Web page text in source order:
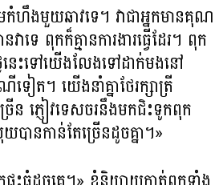
ងមួយឆាវទេ។ វាជាអ្នកមានគុណ
ាទេ ពុកក៏គ្មានការងារធ្វើដែរ។ ពុក
េះទៅយើងលែងទៅដាក់មងនៅ
ៀត។ យើងនាំគ្នាថែរក្សាត្រី
ើន ភ្ញៀវទេសចរនឹងមកជិះទូកពុក
ានកាន់តែច្រើនដូចគ្នា។»